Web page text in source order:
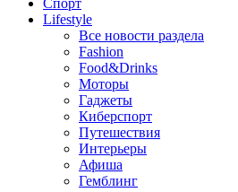
Спорт
Lifestyle
Все новости раздела
Fashion
Food&Drinks
Моторы
Гаджеты
Киберспорт
Путешествия
Интерьеры
Афиша
Гемблинг